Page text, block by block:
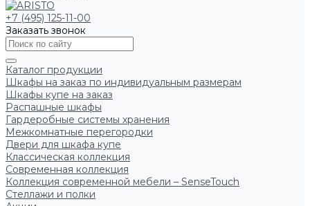
+7 (495) 125-11-00
Заказать звонок
Каталог продукции
Шкафы на заказ по индивидуальным размерам
Шкафы купе на заказ
Распашные шкафы
Гардеробные системы хранения
Межкомнатные перегородки
Двери для шкафа купе
Классическая коллекция
Современная коллекция
Коллекция современной мебели – SenseTouch
Стеллажи и полки